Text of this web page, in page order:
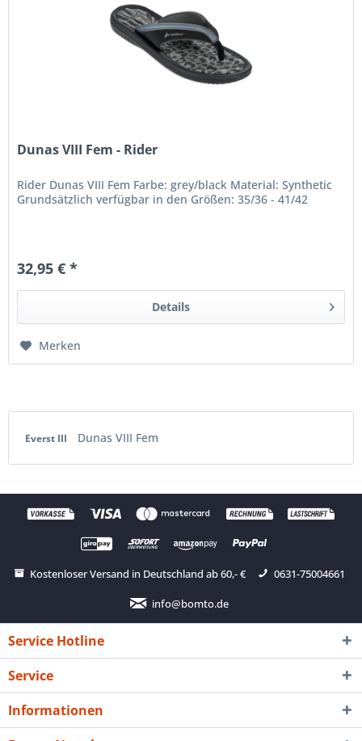
Dunas VIII Fem - Rider
Rider Dunas VIII Fem Farbe: grey/black Material: Synthetic
Grundsätzlich verfügbar in den Größen: 35/36 - 41/42
32,95 € *
Details
Merken
Everst III Dunas VIII Fem
Kostenloser Versand in Deutschland ab 60,- € 0631-75004661
info@bomto.de
Service Hotline
Service
Informationen